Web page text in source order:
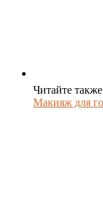
Читайте
Макияж для